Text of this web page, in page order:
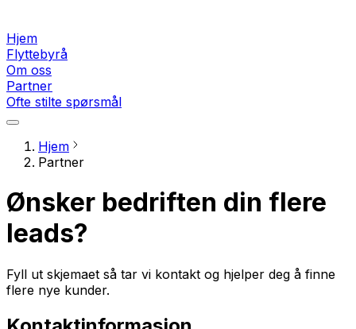
Hjem
Flyttebyrå
Om oss
Partner
Ofte stilte spørsmål
Hjem
Partner
Ønsker bedriften din flere
leads?
Fyll ut skjemaet så tar vi kontakt og hjelper deg å finne
flere nye kunder.